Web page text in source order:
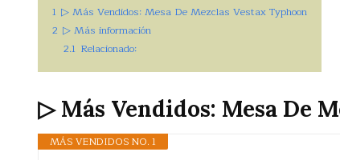
1 ▷ Más Vendidos: Mesa De Mezclas Vestax Typhoon
2 ▷ Más información
2.1 Relacionado:
▷ Más Vendidos: Mesa De
MÁS VENDIDOS NO. 1